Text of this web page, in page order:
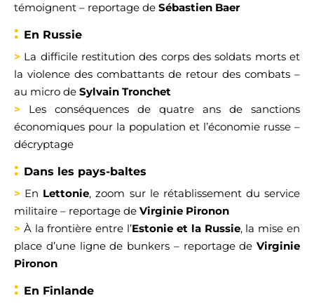
témoignent – reportage de Sébastien Baer
: En Russie
> La difficile restitution des corps des soldats morts et
la violence des combattants de retour des combats –
au micro de Sylvain Tronchet
>
Les conséquences de quatre ans de sanctions
économiques pour la population et l’économie russe –
décryptage
: Dans les pays-baltes
> En Lettonie, zoom sur le rétablissement du service
militaire – reportage de Virginie Pironon
> À la frontière entre l’Estonie et la Russie, la mise en
place d’une ligne de bunkers –reportage de Virginie
Pironon
: En Finlande